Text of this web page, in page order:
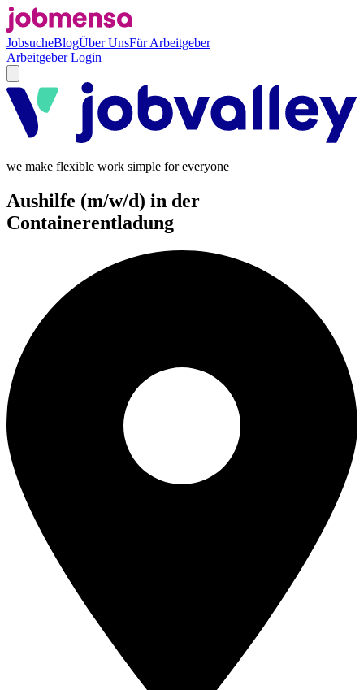
JobsucheBlogÜber UnsFür Arbeitgeber
Arbeitgeber Login
we make flexible work simple for everyone
Aushilfe (m/w/d) in der
Containerentladung